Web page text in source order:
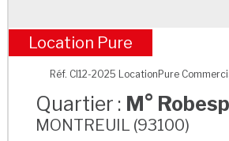
M°
Location Pure
Réf. CI12-2025 LocationPure
Quartier : M°
MONTREUIL (93100)